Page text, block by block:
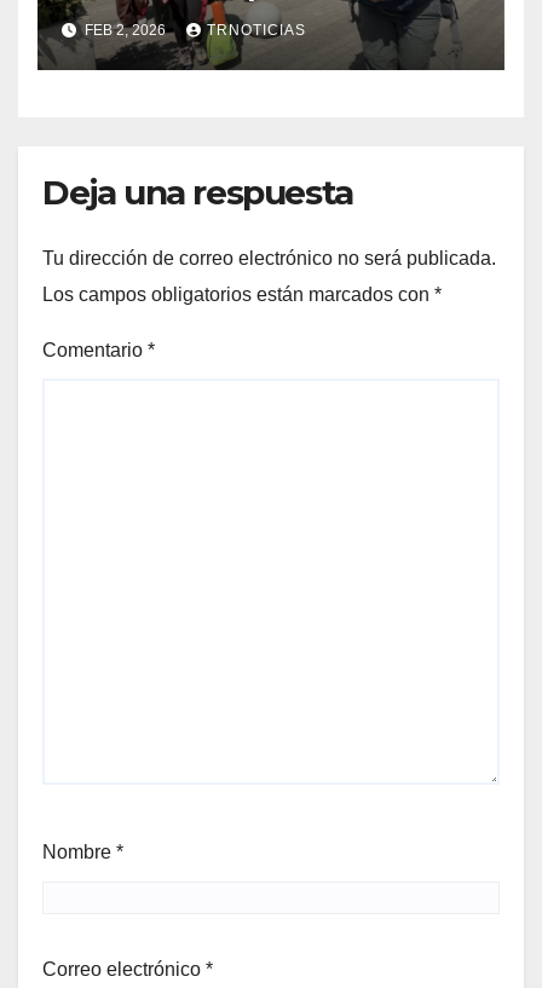
nacional de apoyo en el
Biobío
FEB 2, 2026 TRNOTICIAS
Deja una respuesta
Tu dirección de correo electrónico no será publicada.
Los campos obligatorios están marcados con *
Comentario *
Nombre *
Correo electrónico *